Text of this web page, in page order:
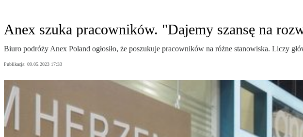
Anex szuka pracowników. "Dajemy szansę na
Biuro podróży Anex Poland ogłosiło, że poszukuje pracowników na różne stanowiska. Liczy
Publikacja: 09.05.2023 17:33